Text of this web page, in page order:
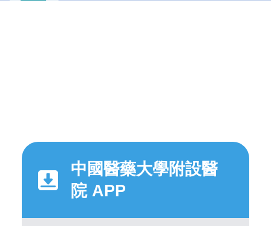
中國醫藥大學附設醫
院 APP